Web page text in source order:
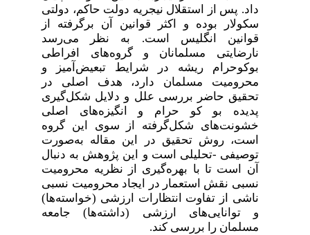
داد. پس از استقلال نیجریه دولت حاکم، دولتی
سکولار بوده و اکثر قوانین آن برگرفته از
قوانین انگلیس است. به نظر می‌رسد
نارضایتی مسلمانان و گروه‌های افراطی
بوکوحرام ریشه در شرایط تبعیض‌آمیز و
محرومیت مسلمان دارد، هدف اصلی در
تحقیق حاضر بررسی علل و دلایل شکل‌گیری
پدیده بو کو حرام و انگیزه‌های اصلی
خشونت‌های شکل‌گرفته از سوی این گروه
است،روش تحقیق در این مقاله به‌صورت
توصیفی- تحلیلی است و این پژوهش به دنبال
آن است تا با بهره‌گیری از نظریه محرومیت
نسبی نقش استعمار در ایجاد محرومیت نسبی
ناشی از تفاوت انتظارات ارزشی (خواسته‌ها)
و توانایی‌های ارزشی (داشته‌ها) جامعه
مسلمان را بررسی کند.